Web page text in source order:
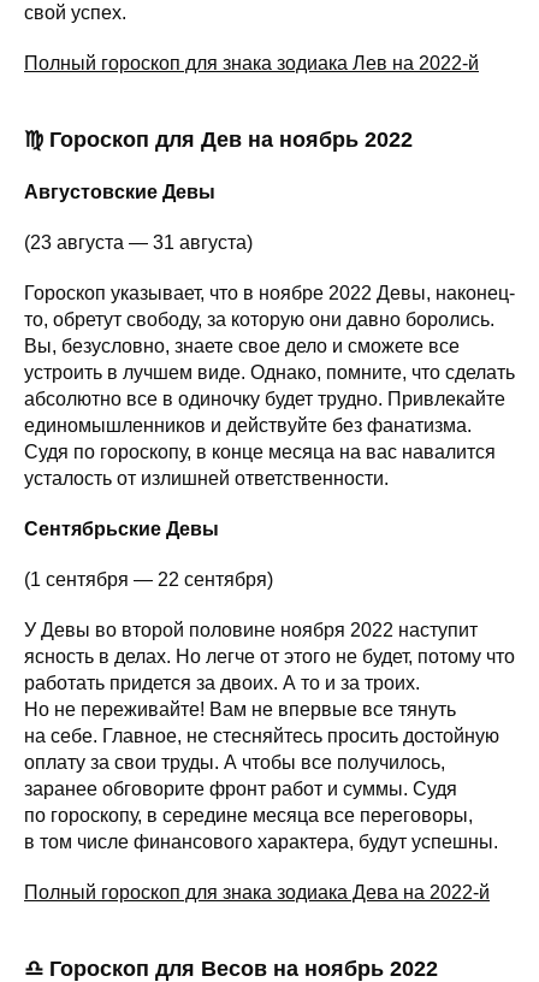
свой успех.
Полный гороскоп для знака зодиака Лев на 2022-й
♍ Гороскоп для Дев на ноябрь 2022
Августовские Девы
(23 августа — 31 августа)
Гороскоп указывает, что в ноябре 2022 Девы, наконец-
то, обретут свободу, за которую они давно боролись.
Вы, безусловно, знаете свое дело и сможете все
устроить в лучшем виде. Однако, помните, что сделать
абсолютно все в одиночку будет трудно. Привлекайте
единомышленников и действуйте без фанатизма.
Судя по гороскопу, в конце месяца на вас навалится
усталость от излишней ответственности.
Сентябрьские Девы
(1 сентября — 22 сентября)
У Девы во второй половине ноября 2022 наступит
ясность в делах. Но легче от этого не будет, потому что
работать придется за двоих. А то и за троих.
Но не переживайте! Вам не впервые все тянуть
на себе. Главное, не стесняйтесь просить достойную
оплату за свои труды. А чтобы все получилось,
заранее обговорите фронт работ и суммы. Судя
по гороскопу, в середине месяца все переговоры,
в том числе финансового характера, будут успешны.
Полный гороскоп для знака зодиака Дева на 2022-й
♎ Гороскоп для Весов на ноябрь 2022